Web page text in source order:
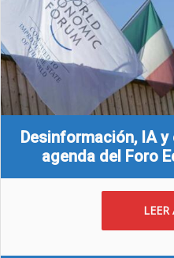
Desinformación, IA
agenda del Foro
LEER